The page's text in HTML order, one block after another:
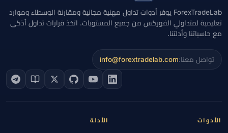
ForexTradeLab يوفر أدوات تداول مهنية مجانية ومقارنة الوسطاء وموارد
تعليمية لمتداولي الفوركس من جميع المستويات. اتخذ قرارات تداول أذكى
مع حاسباتنا وأدلتنا.
تواصل معنا:info@forextradelab.com
الأدوات الأدلة